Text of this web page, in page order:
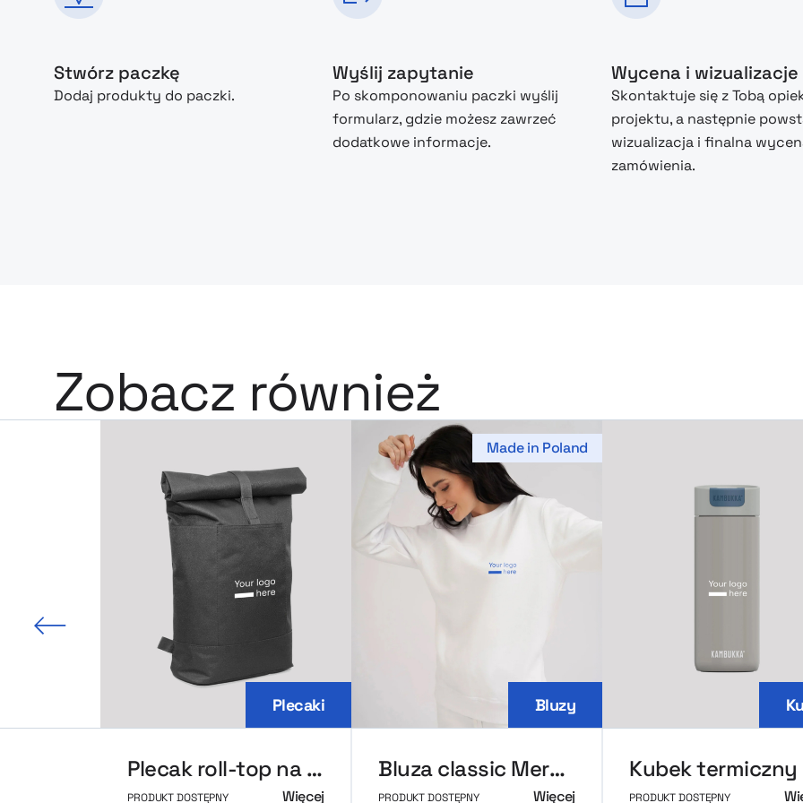
Stwórz paczkę
Dodaj produkty do paczki.
Wyślij zapytanie
Po skomponowaniu paczki wyślij
formularz, gdzie możesz zawrzeć
dodatkowe informacje.
Wycena i wizualizacje
Skontaktuje się z Tobą
projektu, a następnie
wizualizacja i finalna
zamówienia.
Zobacz również
Plecaki
Plecak roll-top na laptopa
PRODUKT DOSTĘPNY Więcej
Made in Poland
Bluzy
Bluza classic MerchUp
PRODUKT DOSTĘPNY Więcej PRODUKT DOSTĘPNY